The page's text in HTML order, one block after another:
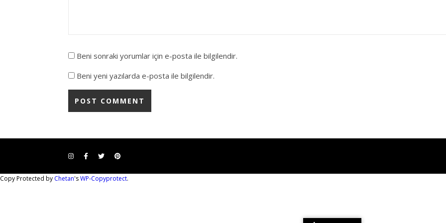
Beni sonraki yorumlar için e-posta ile bilgilendir.
Beni yeni yazılarda e-posta ile bilgilendir.
Copy Protected by Chetan'sWP-Copyprotect.